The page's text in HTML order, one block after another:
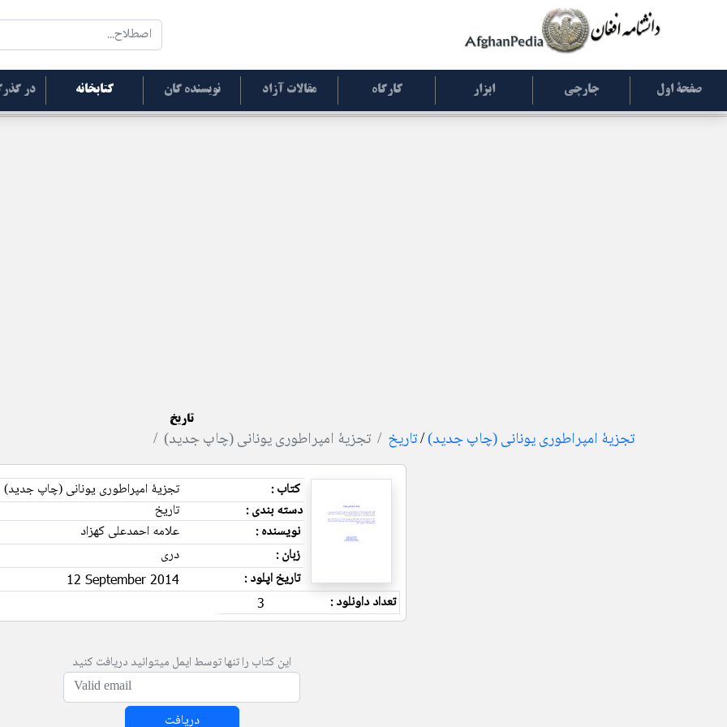
صفحۀ اول جارچی ابزار کارگاه مقالات آزاد نویسنده گان کتابخانه در
تاریخ
تجزیهٔ امپراطوری یونانی (چاپ جدید)/تاریخ تجزیهٔ امپراطوری یونانی (چاپ جدید)
کتاب :
تجزیهٔ امپراطوری یونانی (چاپ جدید)
دسته بندی :
تاریخ
نویسنده :
علامه احمدعلی کهزاد
زبان :
دری
تاریخ اپلود :
12 September 2014
تعداد داونلود : 3
این کتاب را تنها توسط ایمل میتوانید دریافت کنید
دریافت